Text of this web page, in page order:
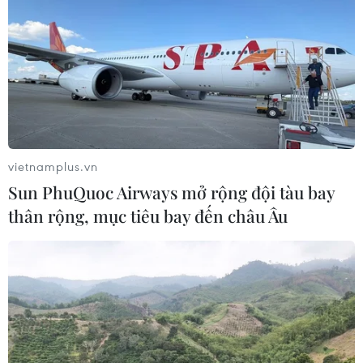
tâm nội thành với Đông Anh. (Ảnh: Việt Hùng/Vietnam+)
Theo ông Thái Hồ Phương, Giám đốc Trung tâm
quản lý điều hành giao thông thành phố Hà Nội,
với việc đưa vào vận hành tuyến buýt điện số
43, tổng số xe buýt điện, năng lượng xanh hiện
đang chiếm 20,3% số xe toàn mạng trợ giá của
thành phố.
Ông Phương cũng nhấn mạnh sự xuất hiện của
tuyến buýt điện số 43 tiếp tục góp phần nâng
xanh hóa bộ mặt giao thông công cộng của Thủ
đô, đồng thời mang đến một lựa chọn giao
thông chất lượng cao, văn minh cho người
dân./.
vietnamplus.vn
Sun PhuQuoc Airways mở rộng đội tàu bay
thân rộng, mục tiêu bay đến châu Âu